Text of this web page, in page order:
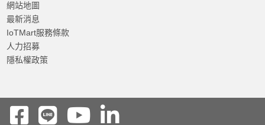
網站地圖
最新消息
IoTMart服務條款
人力招募
隱私權政策